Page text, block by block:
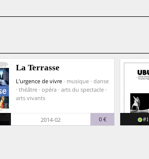
La Terrasse
L’urgence de vivre · musique · danse
· théâtre · opéra · arts du spectacle ·
arts vivants
2014-02 0 €